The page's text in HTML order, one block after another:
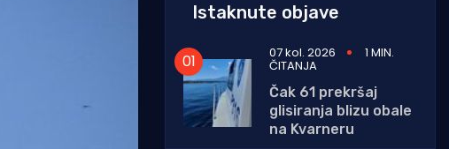
Istaknute objave
07 kol. 2026 1 MIN.
ČITANJA
Čak 61 prekršaj
glisiranja blizu obale
na Kvarneru